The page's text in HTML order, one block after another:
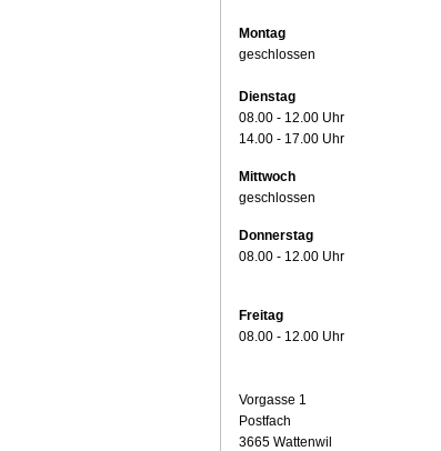
Montag
geschlossen
Dienstag
08.00 - 12.00 Uhr
14.00 - 17.00 Uhr
Mittwoch
geschlossen
Donnerstag
08.00 - 12.00 Uhr
Freitag
08.00 - 12.00 Uhr
Vorgasse 1
Postfach
3665 Wattenwil